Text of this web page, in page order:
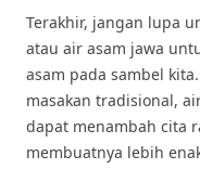
Terakhir, jangan lupa
atau air asam jawa
asam pada sambel
masakan tradisional,
dapat menambah cita
membuatnya lebih